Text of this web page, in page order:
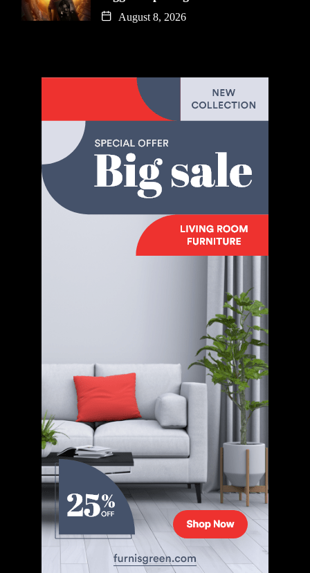
August 8, 2026